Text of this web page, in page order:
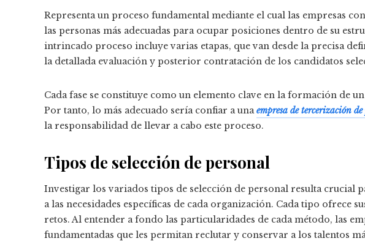
Representa un proceso fundamental mediante el cual las empresas
las personas más adecuadas para ocupar posiciones dentro de su
intrincado proceso incluye varias etapas, que van desde la precisa
la detallada evaluación y posterior contratación de los candidatos
Cada fase se constituye como un elemento clave en la formación de
Por tanto, lo más adecuado sería confiar a unaempresa de tercerización
la responsabilidad de llevar a cabo este proceso.
Tipos de selección de personal
Investigar los variados tipos de selección de personal resulta crucial
a las necesidades específicas de cada organización. Cada tipo ofrece
retos. Al entender a fondo las particularidades de cada método, las
fundamentadas que les permitan reclutar y conservar a los talentos